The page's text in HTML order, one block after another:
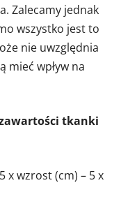
Zalecamy jednak
wszystko jest to
nie uwzględnia
mieć wpływ na
tkanki
x wzrost (cm) – 5 x